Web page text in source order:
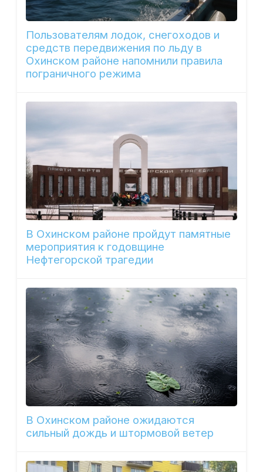
Пользователям лодок, снегоходов и
средств передвижения по льду в
Охинском районе напомнили правила
пограничного режима
В Охинском районе пройдут памятные
мероприятия к годовщине
Нефтегорской трагедии
В Охинском районе ожидаются
сильный дождь и штормовой ветер